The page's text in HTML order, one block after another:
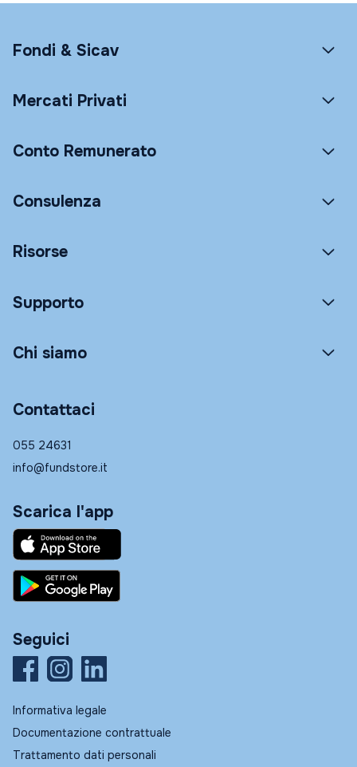
Fondi & Sicav
Mercati Privati
Conto Remunerato
Consulenza
Risorse
Supporto
Chi siamo
Contattaci
055 24631
info@fundstore.it
Scarica l'app
Seguici
Informativa legale
Documentazione contrattuale
Trattamento dati personali